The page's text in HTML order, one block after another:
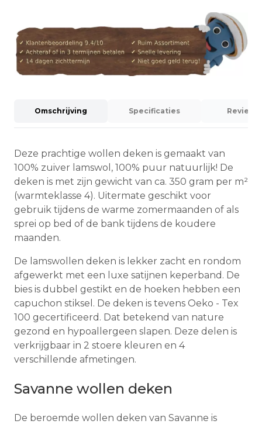
Omschrijving Specificaties Reviews
Deze prachtige wollen deken is gemaakt van
100% zuiver lamswol, 100% puur natuurlijk! De
deken is met zijn gewicht van ca. 350 gram per m²
(warmteklasse 4). Uitermate geschikt voor
gebruik tijdens de warme zomermaanden of als
sprei op bed of de bank tijdens de koudere
maanden.
De lamswollen deken is lekker zacht en rondom
afgewerkt met een luxe satijnen keperband. De
bies is dubbel gestikt en de hoeken hebben een
capuchon stiksel. De deken is tevens Oeko - Tex
100 gecertificeerd. Dat betekend van nature
gezond en hypoallergeen slapen. Deze delen is
verkrijgbaar in 2 stoere kleuren en 4
verschillende afmetingen.
Savanne wollen deken
De beroemde wollen deken van Savanne is